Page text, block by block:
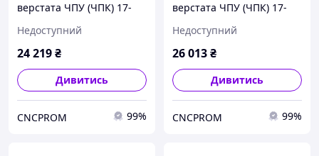
верстата ЧПУ (ЧПК) 17-
трикулачковим патроном
K11-100, четверта вісь
Недоступний
24 219₴
Дивитись
CNCPROM 99%
верстата ЧПУ (ЧПК) 17-
чотирьохкулачковим
патроном K12-100,
Недоступний
26 013₴
Дивитись
CNCPROM 99%